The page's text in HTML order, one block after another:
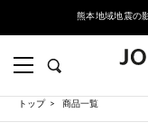
熊本地域地震の
トップ 商品一覧